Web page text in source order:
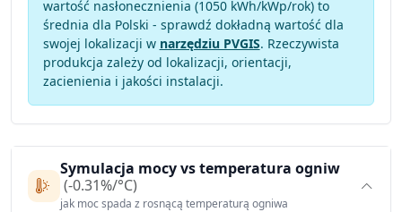
wartość nasłonecznienia (1050 kWh/kWp/rok) to
średnia dla Polski - sprawdź dokładną wartość dla
swojej lokalizacji w narzędziu PVGIS. Rzeczywista
produkcja zależy od lokalizacji, orientacji,
zacienienia i jakości instalacji.
Symulacja mocy vs temperatura ogniw
(-0.31%/°C)
jak moc spada z rosnącą temperaturą ogniwa